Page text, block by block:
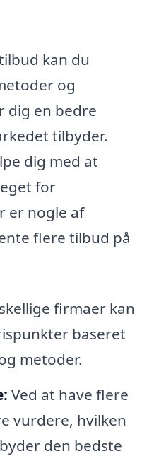
kan du
og
dig en bedre
tilbyder.
dig med at
for
er nogle af
flere tilbud på
firmaer kan
baseret
metoder.
Ved at have flere
vurdere, hvilken
den bedste